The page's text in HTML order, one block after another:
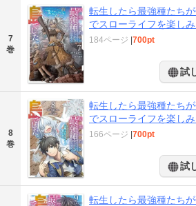
7
巻
転生したら最強種たち
でスローライフを楽し
184ページ |700pt
試
8
巻
転生したら最強種たち
でスローライフを楽し
166ページ |700pt
試
転生したら最強種たち